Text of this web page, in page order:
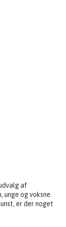
af
og voksne.
er der noget